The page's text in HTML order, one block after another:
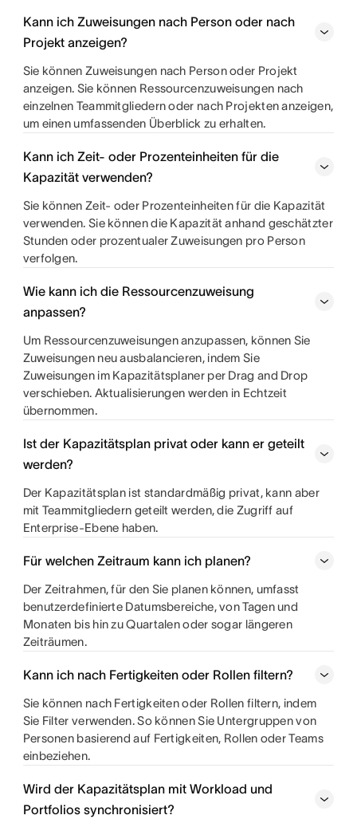
Kann ich Zuweisungen nach Person oder nach
Projekt anzeigen?
Sie können Zuweisungen nach Person oder Projekt
anzeigen. Sie können Ressourcenzuweisungen nach
einzelnen Teammitgliedern oder nach Projekten anzeigen,
um einen umfassenden Überblick zu erhalten.
Kann ich Zeit- oder Prozenteinheiten für die
Kapazität verwenden?
Sie können Zeit- oder Prozenteinheiten für die Kapazität
verwenden. Sie können die Kapazität anhand geschätzter
Stunden oder prozentualer Zuweisungen pro Person
verfolgen.
Wie kann ich die Ressourcenzuweisung
anpassen?
Um Ressourcenzuweisungen anzupassen, können Sie
Zuweisungen neu ausbalancieren, indem Sie
Zuweisungen im Kapazitätsplaner per Drag and Drop
verschieben. Aktualisierungen werden in Echtzeit
übernommen.
Ist der Kapazitätsplan privat oder kann er geteilt
werden?
Der Kapazitätsplan ist standardmäßig privat, kann aber
mit Teammitgliedern geteilt werden, die Zugriff auf
Enterprise-Ebene haben.
Für welchen Zeitraum kann ich planen?
Der Zeitrahmen, für den Sie planen können, umfasst
benutzerdefinierte Datumsbereiche, von Tagen und
Monaten bis hin zu Quartalen oder sogar längeren
Zeiträumen.
Kann ich nach Fertigkeiten oder Rollen filtern?
Sie können nach Fertigkeiten oder Rollen filtern, indem
Sie Filter verwenden. So können Sie Untergruppen von
Personen basierend auf Fertigkeiten, Rollen oder Teams
einbeziehen.
Wird der Kapazitätsplan mit Workload und
Portfolios synchronisiert?